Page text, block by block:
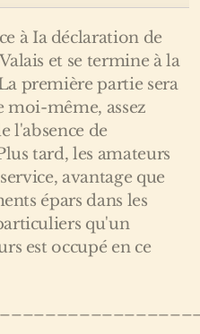
à Ia déclaration de
et se termine à la
première partie sera
moi-même, assez
l'absence de
tard, les amateurs
avantage que
épars dans les
qu'un
est occupé en ce